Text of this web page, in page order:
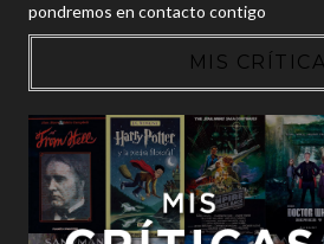
pondremos en contacto contigo
MIS